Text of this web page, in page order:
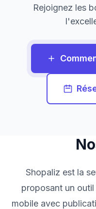
Rejoignez les
Shopaliz est la
proposant un
mobile avec